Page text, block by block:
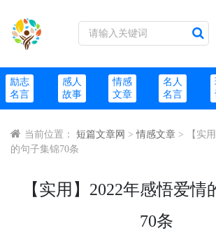
励志
名言
感人
故事
情感
文章
名人
名言
当前位置： 短篇文章网 >情感文章 > 【实
的句子集锦70条
【实用】2022年感悟爱情
70条